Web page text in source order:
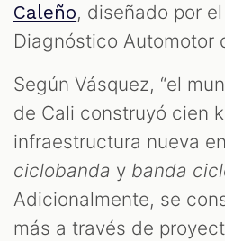
Caleño, diseñado por
Diagnóstico Automotor
Según Vásquez, “el
de Cali construyó cien
infraestructura nueva
ciclobanda y banda
Adicionalmente, se
más a través de